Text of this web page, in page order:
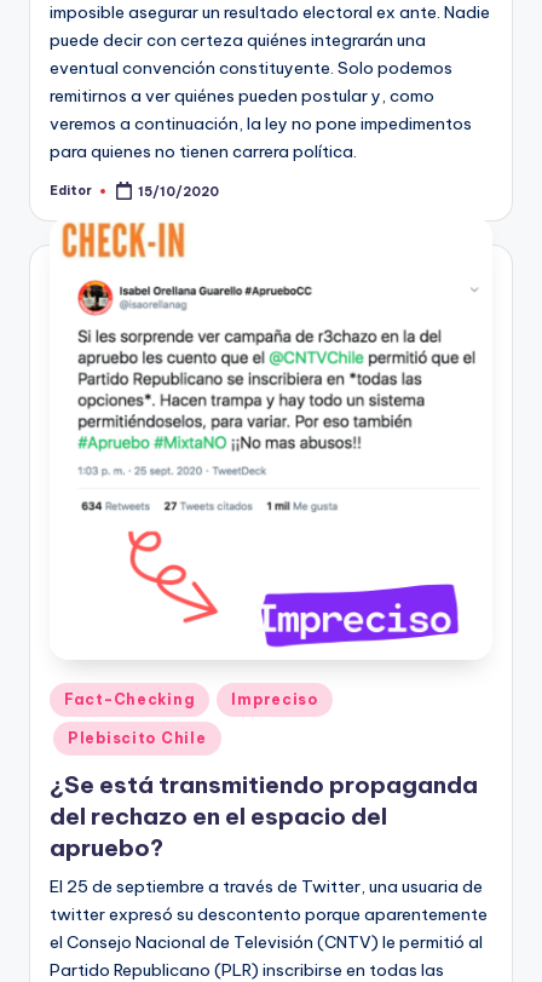
imposible asegurar un resultado electoral ex ante. Nadie
puede decir con certeza quiénes integrarán una
eventual convención constituyente. Solo podemos
remitirnos a ver quiénes pueden postular y, como
veremos a continuación, la ley no pone impedimentos
para quienes no tienen carrera política.
Publicado
Editor 15/10/2020
Publicado
en
Fact-Checking Impreciso
Plebiscito Chile
¿Se está transmitiendo propaganda
del rechazo en el espacio del
apruebo?
El 25 de septiembre a través de Twitter, una usuaria de
twitter expresó su descontento porque aparentemente
el Consejo Nacional de Televisión (CNTV) le permitió al
Partido Republicano (PLR) inscribirse en todas las